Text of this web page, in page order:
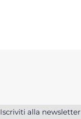
Iscriviti alla newsletter